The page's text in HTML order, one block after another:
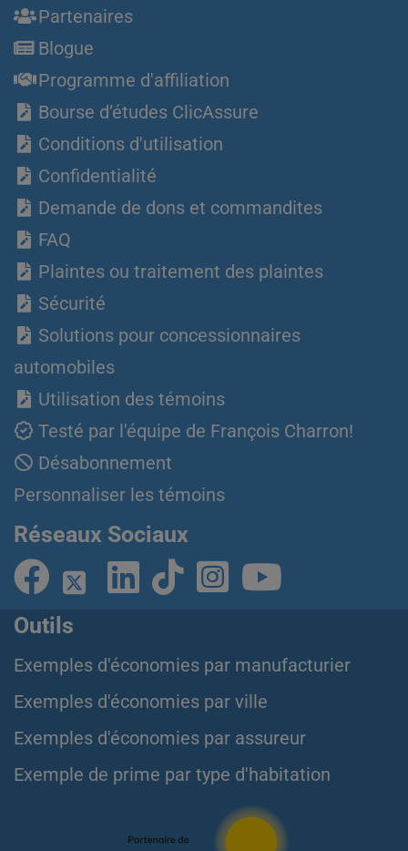
Partenaires
Blogue
Programme d'affiliation
Bourse d’études ClicAssure
Conditions d'utilisation
Confidentialité
Demande de dons et commandites
FAQ
Plaintes ou traitement des plaintes
Sécurité
Solutions pour concessionnaires
automobiles
Utilisation des témoins
Testé par l'équipe de François Charron!
Désabonnement
Personnaliser les témoins
Réseaux Sociaux
Outils
Exemples d'économies par manufacturier
Exemples d'économies par ville
Exemples d'économies par assureur
Exemple de prime par type d'habitation